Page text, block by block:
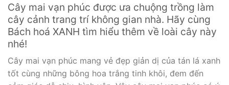
Cây mai vạn phúc được ưa chuộng trồng làm
cây cảnh trang trí không gian nhà. Hãy cùng
Bách hoá XANH tìm hiểu thêm về loài cây này
nhé!
Cây mai vạn phúc mang vẻ đẹp giản dị của tán lá xanh
tốt cùng những bông hoa trắng tinh khôi, đem đến